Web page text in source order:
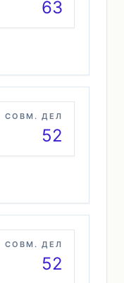
63
СОВМ. ДЕЛ
52
СОВМ. ДЕЛ
52